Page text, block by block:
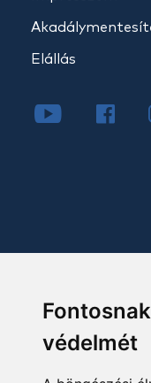
védelmét
Elállás